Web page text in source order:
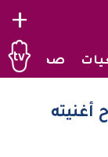
+
صحراويات